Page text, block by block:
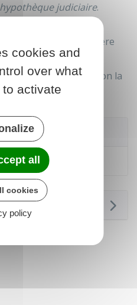
hypothèque judiciaire.
au
de publicité foncière
alors d'autoriser ou non la
à 2442
cookies and
over what
activate
all
cookies
policy